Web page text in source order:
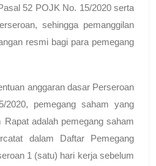
52 POJK No. 15/2020 serta
sehingga pemanggilan
resmi bagi para pemegang
anggaran dasar Perseroan
pemegang saham yang
Rapat adalah pemegang saham
dalam Daftar Pemegang
1 (satu) hari kerja sebelum